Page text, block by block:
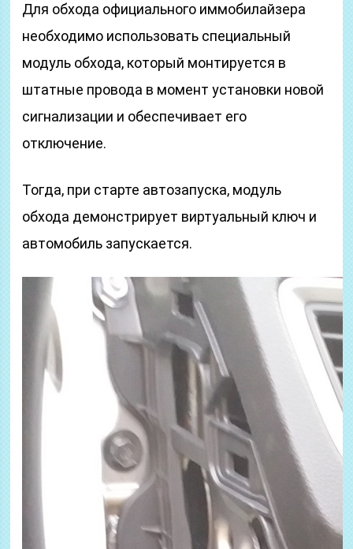
Для обхода официального иммобилайзера
необходимо использовать специальный
модуль обхода, который монтируется в
штатные провода в момент установки новой
сигнализации и обеспечивает его
отключение.
Тогда, при старте автозапуска, модуль
обхода демонстрирует виртуальный ключ и
автомобиль запускается.